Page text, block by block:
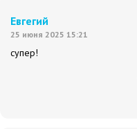
Евгегий
25 июня 2025 15:21
супер!